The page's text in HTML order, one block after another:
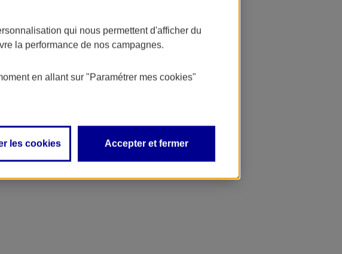
qui nous permettent d'afficher du
la performance de nos campagnes.
en allant sur "Paramétrer mes cookies"
les cookies Accepter et fermer